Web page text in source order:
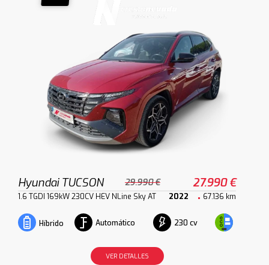
Hyundai TUCSON 29.990 € 27.990 €
1.6 TGDI 169kW 230CV HEV NLine Sky AT 2022 67.136 km
Híbrido Automático 230 cv
VER DETALLES